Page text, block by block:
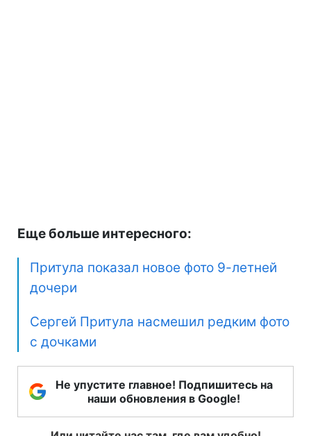
Еще больше интересного:
Притула показал новое фото 9-летней
дочери
Сергей Притула насмешил редким фото
с дочками
Не упустите главное! Подпишитесь на
наши обновления в Google!